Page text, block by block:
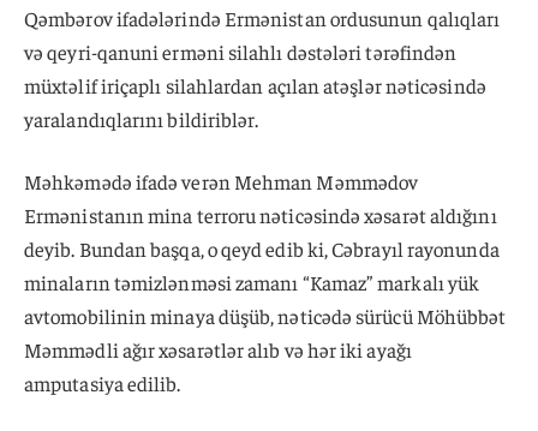
Qəmbərov ifadələrində Ermənistan ordusunun qalıqları
və qeyri-qanuni erməni silahlı dəstələri tərəfindən
müxtəlif iriçaplı silahlardan açılan atəşlər nəticəsində
yaralandıqlarını bildiriblər.
Məhkəmədə ifadə verən Mehman Məmmədov
Ermənistanın mina terroru nəticəsində xəsarət aldığını
deyib. Bundan başqa, o qeyd edib ki, Cəbrayıl rayonunda
minaların təmizlənməsi zamanı “Kamaz” markalı yük
avtomobilinin minaya düşüb, nəticədə sürücü Möhübbət
Məmmədli ağır xəsarətlər alıb və hər iki ayağı
amputasiya edilib.